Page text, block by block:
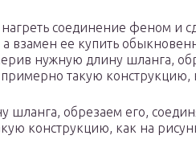
соединение феном и
а взамен ее купить
нужную длину шланга,
такую конструкцию,
шланга, обрезаем его,
конструкцию, как на